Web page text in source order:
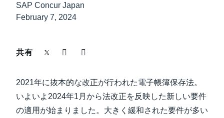
España (Español)
Norway (English)
出張・経費管理トレンド
導入事例
SAP Concur Japan
February 7, 2024
共有
2021年に抜本的な改正が行われた電子帳簿保存法。
いよいよ2024年1月から法改正を反映した新しい要件
の適用が始まりました。大きく緩和された要件が多い